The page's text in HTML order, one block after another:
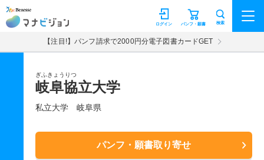
マナビジョン パンフ・願書
ログイン 検索
【注目!】パンフ請求で2000円分電子図書カードGET
ぎふきょうりつ
岐阜協立大学
私立大学 岐阜県
パンフ・願書取り寄せ